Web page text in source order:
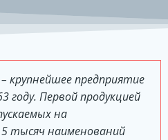
предприятие
году. Первой продукцией
на
5 тысяч наименований